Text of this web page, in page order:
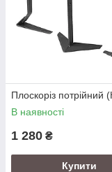
Плоскоріз потрійний
В наявності
1 280 ₴
Купити